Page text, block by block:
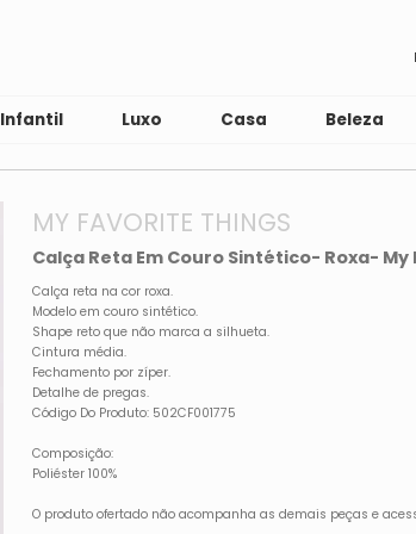
Infantil Luxo Casa Beleza
MY FAVORITE THINGS
Calça Reta Em Couro Sintético- Roxa-
Calça reta na cor roxa.
Modelo em couro sintético.
Shape reto que não marca a silhueta.
Cintura média.
Fechamento por zíper.
Detalhe de pregas.
Código Do Produto: 502CF001775
Composição:
Poliéster 100%
O produto ofertado não acompanha as demais peças e